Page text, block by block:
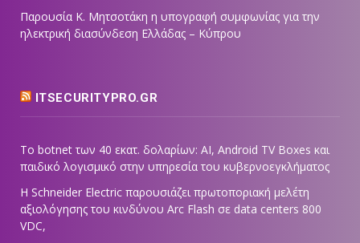
Παρουσία Κ. Μητσοτάκη η υπογραφή συμφωνίας για την
ηλεκτρική διασύνδεση Ελλάδας – Κύπρου
ITSECURITYPRO.GR
Το botnet των 40 εκατ. δολαρίων: AI, Android TV Boxes και
παιδικό λογισμικό στην υπηρεσία του κυβερνοεγκλήματος
Η Schneider Electric παρουσιάζει πρωτοποριακή μελέτη
αξιολόγησης του κινδύνου Arc Flash σε data centers 800
VDC,